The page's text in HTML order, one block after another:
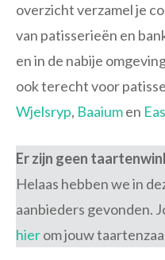
overzicht verzamel je
van patisserieën en
en in de nabije
ook terecht voor
Wjelsryp, Baaiumen
Er zijn geen
Helaas hebben we in
aanbieders gevonden.
hierom jouw